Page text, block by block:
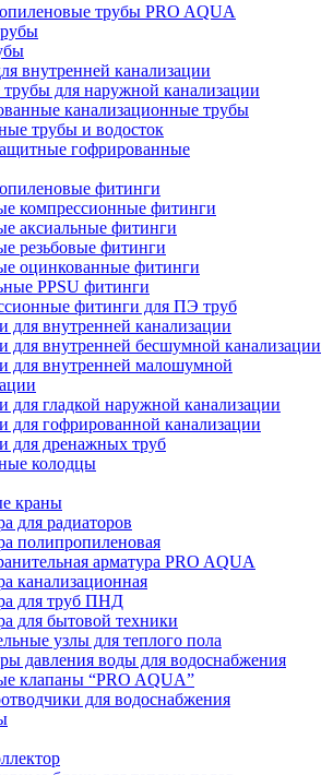
трубы PRO AQUA
внутренней канализации
трубы для наружной канализации
канализационные трубы
трубы и водосток
гофрированные
фитинги
компрессионные фитинги
аксиальные фитинги
резьбовые фитинги
оцинкованные фитинги
PPSU фитинги
фитинги для ПЭ труб
для внутренней канализации
для внутренней бесшумной канализации
для внутренней малошумной
для гладкой наружной канализации
для гофрированной канализации
для дренажных труб
колодцы
краны
для радиаторов
полипропиленовая
арматура PRO AQUA
канализационная
для труб ПНД
для бытовой техники
узлы для теплого пола
давления воды для водоснабжения
клапаны “PRO AQUA”
для водоснабжения